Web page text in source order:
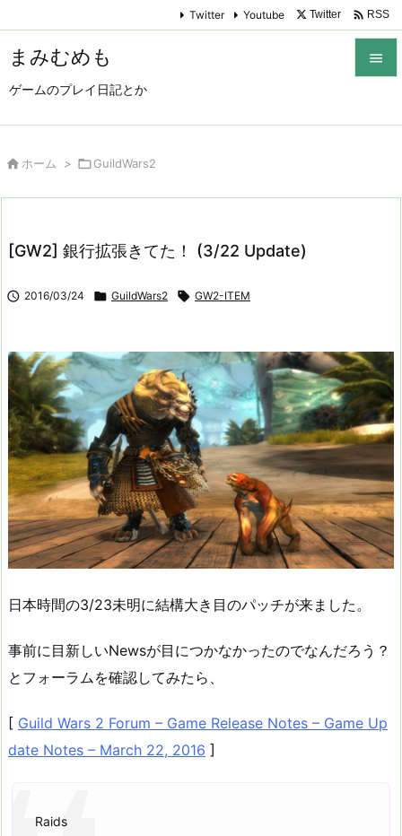
まみむめも
ゲームのプレイ日記とか

Twitter Youtube Twitter  RSS
 ホーム > GuildWars2
[GW2] 銀行拡張きてた！ (3/22 Update)
 2016/03/24  GuildWars2  GW2-ITEM
日本時間の3/23未明に結構大き目のパッチが来ました。
事前に目新しいNewsが目につかなかったのでなんだろう？
とフォーラムを確認してみたら、
[ Guild Wars 2 Forum – Game Release Notes – Game Up
date Notes – March 22, 2016 ]
Raids